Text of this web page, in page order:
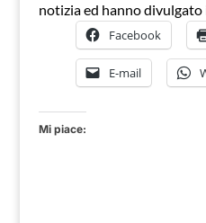
notizia ed hanno
Facebook
E-mail
Mi piace: